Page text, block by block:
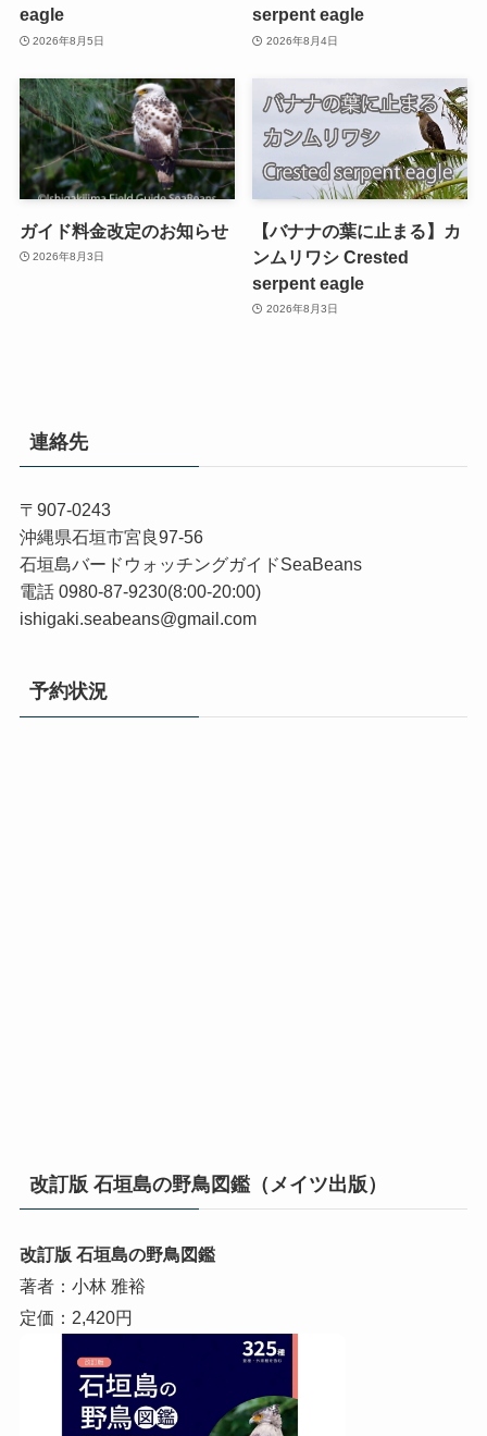
eagle
2026年8月5日
serpent eagle
2026年8月4日
ガイド料金改定のお知らせ
2026年8月3日
【バナナの葉に止まる】カ
ンムリワシ Crested
serpent eagle
2026年8月3日
連絡先
〒907-0243
沖縄県石垣市宮良97-56
石垣島バードウォッチングガイドSeaBeans
電話 0980-87-9230(8:00-20:00)
ishigaki.seabeans@gmail.com
予約状況
改訂版 石垣島の野鳥図鑑（メイツ出版）
改訂版 石垣島の野鳥図鑑
著者：小林 雅裕
定価：2,420円